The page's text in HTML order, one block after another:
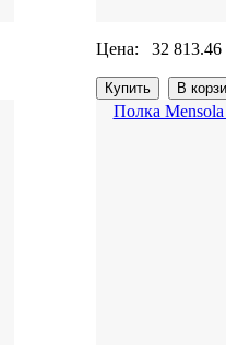
Цена: 32 813.46
Полка